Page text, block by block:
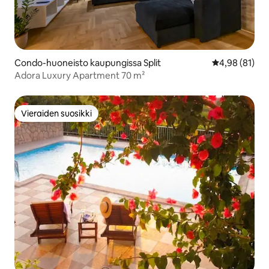
Condo-huoneisto kaupungissa Split
4,98 (81)
Adora Luxury Apartment 70 m²
Vieraiden suosikki
Vieraiden suosikki